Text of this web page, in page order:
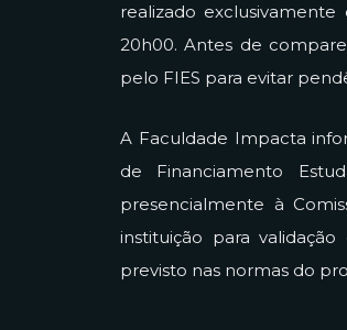
realizado
20h00. Antes de
pelo FIES para evitar
A Faculdade Impacta
de Financiamento
presencialmente à
instituição para
previsto nas normas do